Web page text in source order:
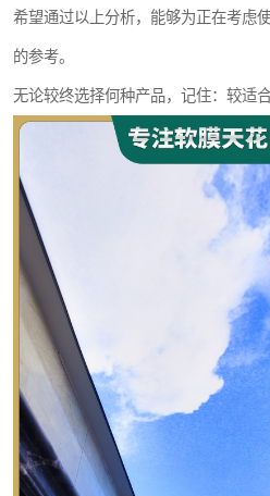
希望通过以上分析，能够为正在考虑
的参考。
无论较终选择何种产品，记住：较适